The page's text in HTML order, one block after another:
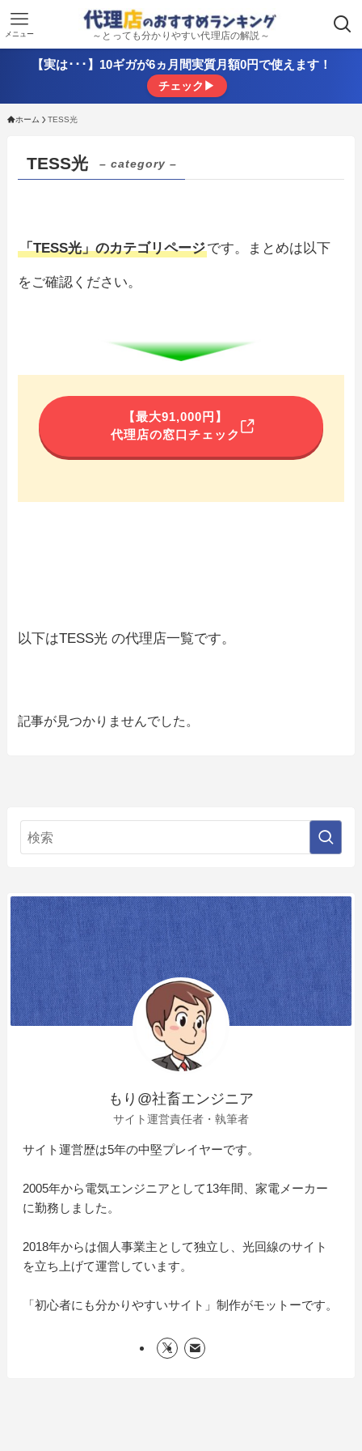
～とっても分かりやすい代理店の解説～
メニュー
【実は･･･】10ギガが6ヵ月間実質月額0円で使えます！
チェック▶
ホーム TESS光
TESS光 – category –
「TESS光」のカテゴリページです。まとめは以下
をご確認ください。
【最大91,000円】
代理店の窓口チェック
以下はTESS光 の代理店一覧です。
記事が見つかりませんでした。
もり@社畜エンジニア
サイト運営責任者・執筆者
サイト運営歴は5年の中堅プレイヤーです。
2005年から電気エンジニアとして13年間、家電メーカー
に勤務しました。
2018年からは個人事業主として独立し、光回線のサイト
を立ち上げて運営しています。
「初心者にも分かりやすいサイト」制作がモットーです。